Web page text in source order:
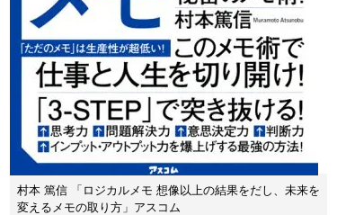
村本 篤信 「ロジカルメモ 想像以上の結果をだし、未来を
変えるメモの取り方」アスコム